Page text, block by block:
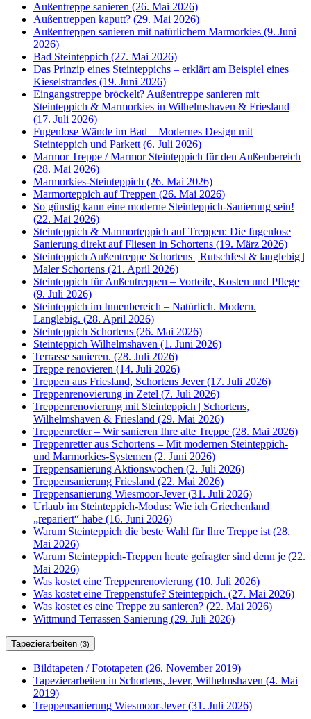
Außentreppe sanieren (26. Mai 2026)
Außentreppen kaputt? (29. Mai 2026)
Außentreppen sanieren mit natürlichem Marmorkies (9. Juni
2026)
Bad Steinteppich (27. Mai 2026)
Das Prinzip eines Steinteppichs – erklärt am Beispiel eines
Kieselstrandes (19. Juni 2026)
Eingangstreppe bröckelt? Außentreppe sanieren mit
Steinteppich & Marmorkies in Wilhelmshaven & Friesland
(17. Juli 2026)
Fugenlose Wände im Bad – Modernes Design mit
Steinteppich und Parkett (6. Juli 2026)
Marmor Treppe / Marmor Steinteppich für den Außenbereich
(28. Mai 2026)
Marmorkies-Steinteppich (26. Mai 2026)
Marmorteppich auf Treppen (26. Mai 2026)
So günstig kann eine moderne Steinteppich-Sanierung sein!
(22. Mai 2026)
Steinteppich & Marmorteppich auf Treppen: Die fugenlose
Sanierung direkt auf Fliesen in Schortens (19. März 2026)
Steinteppich Außentreppe Schortens | Rutschfest & langlebig |
Maler Schortens (21. April 2026)
Steinteppich für Außentreppen – Vorteile, Kosten und Pflege
(9. Juli 2026)
Steinteppich im Innenbereich – Natürlich. Modern.
Langlebig. (28. April 2026)
Steinteppich Schortens (26. Mai 2026)
Steinteppich Wilhelmshaven (1. Juni 2026)
Terrasse sanieren. (28. Juli 2026)
Treppe renovieren (14. Juli 2026)
Treppen aus Friesland, Schortens Jever (17. Juli 2026)
Treppenrenovierung in Zetel (7. Juli 2026)
Treppenrenovierung mit Steinteppich | Schortens,
Wilhelmshaven & Friesland (29. Mai 2026)
Treppenretter – Wir sanieren Ihre alte Treppe (28. Mai 2026)
Treppenretter aus Schortens – Mit modernen Steinteppich-
und Marmorkies-Systemen (2. Juni 2026)
Treppensanierung Aktionswochen (2. Juli 2026)
Treppensanierung Friesland (22. Mai 2026)
Treppensanierung Wiesmoor-Jever (31. Juli 2026)
Urlaub im Steinteppich-Modus: Wie ich Griechenland
„repariert“ habe (16. Juni 2026)
Warum Steinteppich die beste Wahl für Ihre Treppe ist (28.
Mai 2026)
Warum Steinteppich-Treppen heute gefragter sind denn je (22.
Mai 2026)
Was kostet eine Treppenrenovierung (10. Juli 2026)
Was kostet eine Treppenstufe? Steinteppich. (27. Mai 2026)
Was kostet es eine Treppe zu sanieren? (22. Mai 2026)
Wittmund Terrassen Sanierung (29. Juli 2026)
Tapezierarbeiten (3)
Bildtapeten / Fototapeten (26. November 2019)
Tapezierarbeiten in Schortens, Jever, Wilhelmshaven (4. Mai
2019)
Treppensanierung Wiesmoor-Jever (31. Juli 2026)